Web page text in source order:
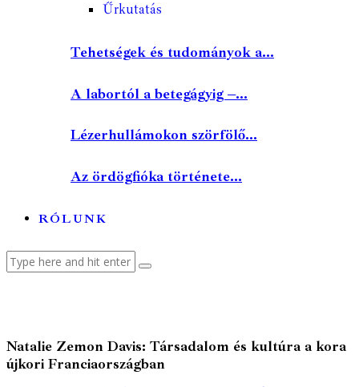
Űrkutatás
Tehetségek és tudományok a...
A labortól a betegágyig –...
Lézerhullámokon szörfölő...
Az ördögfióka története...
RÓLUNK
Natalie Zemon Davis: Társadalom és kultúra a kora
újkori Franciaországban